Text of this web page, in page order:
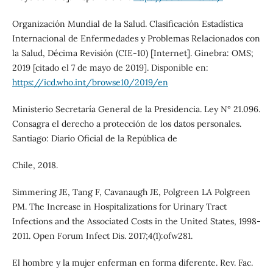
Organización Mundial de la Salud. Clasificación Estadística
Internacional de Enfermedades y Problemas Relacionados con
la Salud, Décima Revisión (CIE-10) [Internet]. Ginebra: OMS;
2019 [citado el 7 de mayo de 2019]. Disponible en:
https://icd.who.int/browse10/2019/en
Ministerio Secretaría General de la Presidencia. Ley N° 21.096.
Consagra el derecho a protección de los datos personales.
Santiago: Diario Oficial de la República de
Chile, 2018.
Simmering JE, Tang F, Cavanaugh JE, Polgreen LA Polgreen
PM. The Increase in Hospitalizations for Urinary Tract
Infections and the Associated Costs in the United States, 1998-
2011. Open Forum Infect Dis. 2017;4(1):ofw281.
El hombre y la mujer enferman en forma diferente. Rev. Fac.